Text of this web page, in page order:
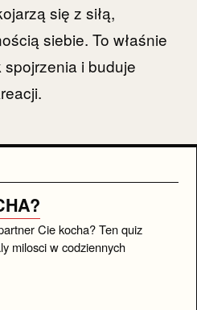
się z siłą,
siebie. To właśnie
i buduje
Cie kocha? Ten quiz
milosci w codziennych